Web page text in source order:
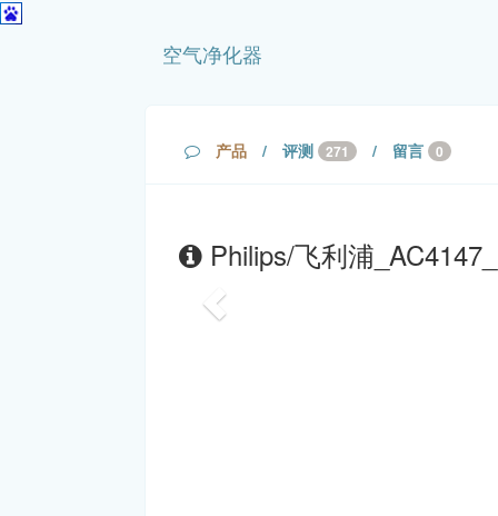
空气净化器
产品 / 评测 271 / 留言 0
Philips/飞利浦